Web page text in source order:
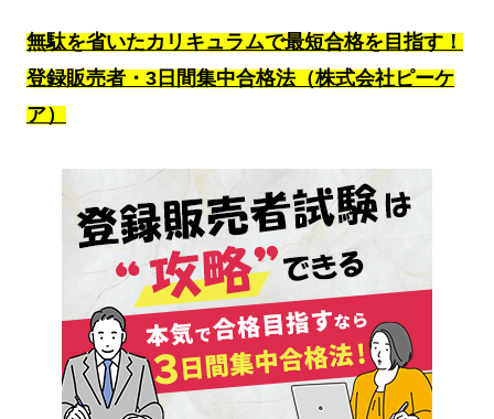
無駄を省いたカリキュラムで最短合格を目指す！
登録販売者・3日間集中合格法（株式会社ピーケ
ア）